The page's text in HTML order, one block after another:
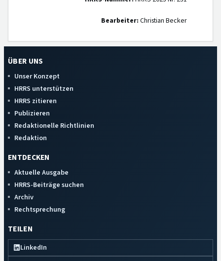
Bearbeiter: Christian Becker
ÜBER UNS
Unser Konzept
HRRS unterstützen
HRRS zitieren
Publizieren
Redaktionelle Richtlinien
Redaktion
ENTDECKEN
Aktuelle Ausgabe
HRRS-Beiträge suchen
Archiv
Rechtsprechung
TEILEN
LinkedIn